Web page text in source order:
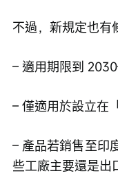
不過，新規定也有
– 適用期限到
– 僅適用於設立在
– 產品若銷售至印
些工廠主要還是出